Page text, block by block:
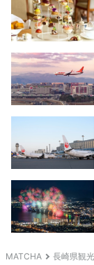
MATCHA 長崎県観